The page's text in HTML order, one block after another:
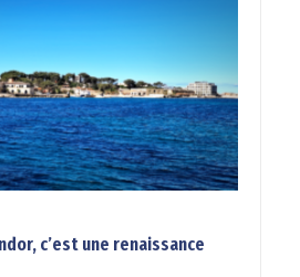
c’est une renaissance